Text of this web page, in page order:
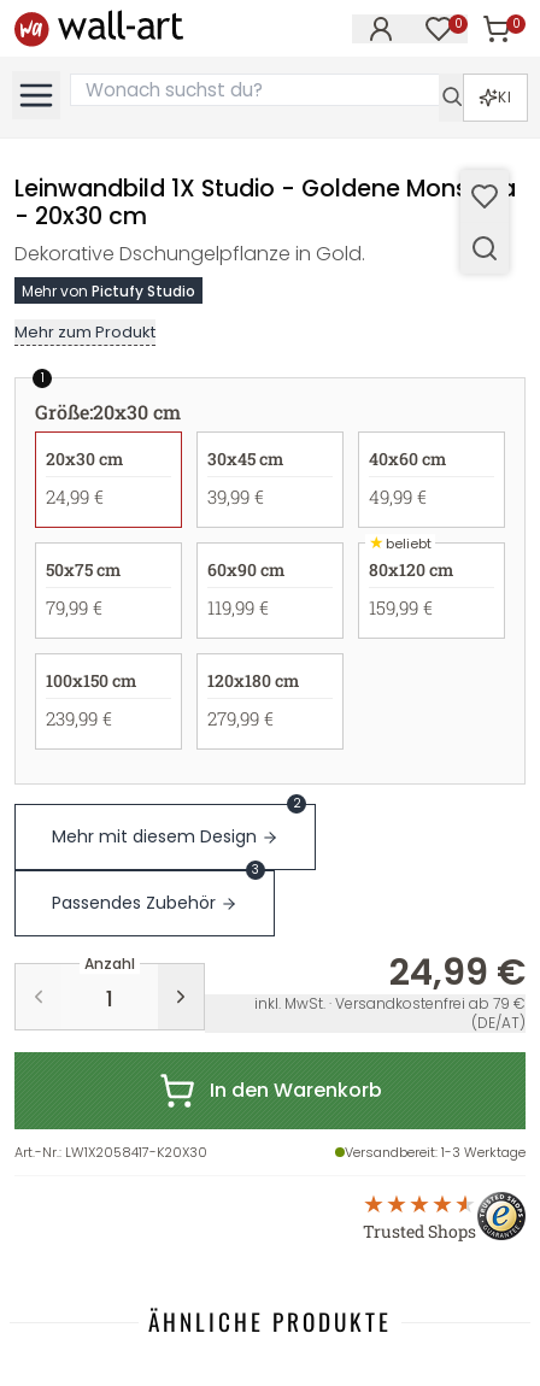
0 0
KI
Leinwandbild 1X Studio - Goldene Monstera
- 20x30 cm
Dekorative Dschungelpflanze in Gold.
Mehr von Pictufy Studio
Mehr zum Produkt
1
Größe:20x30 cm
20x30 cm
24,99 €
30x45 cm
39,99 €
40x60 cm
49,99 €
50x75 cm
79,99 €
60x90 cm
119,99 €
★beliebt
80x120 cm
159,99 €
100x150 cm
239,99 €
120x180 cm
279,99 €
Mehr mit diesem Design
2
Passendes Zubehör
3
Anzahl 24,99 €
inkl. MwSt. · Versandkostenfrei ab 79 €
(DE/AT)
In den Warenkorb
Art.-Nr.: LW1X2058417-K20X30 Versandbereit: 1-3 Werktage
Trusted Shops
ÄHNLICHE PRODUKTE